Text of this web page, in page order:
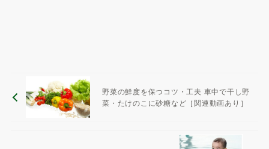
野菜の鮮度を保つコツ・工夫 車中で干し野
菜・たけのこに砂糖など［関連動画あり］